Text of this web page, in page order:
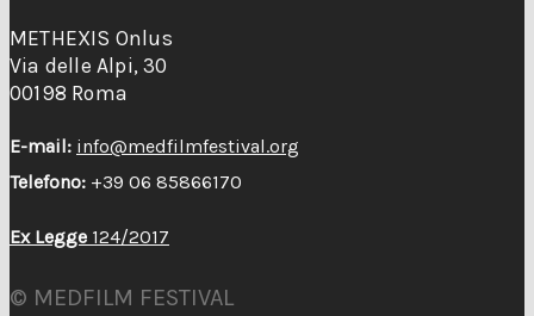
METHEXIS Onlus
Via delle Alpi, 30
00198 Roma
E-mail: info@medfilmfestival.org
Telefono: +39 06 85866170
Ex Legge 124/2017
© MEDFILM FESTIVAL